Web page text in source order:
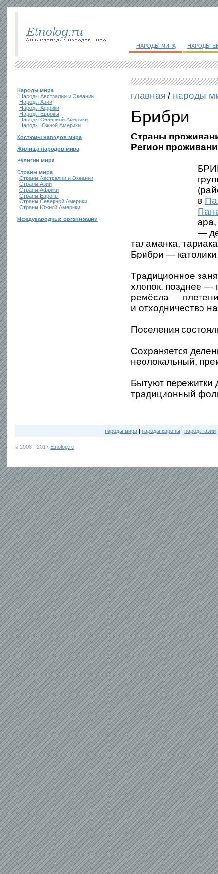
НАРОДЫ МИРА НАРОДЫ
Народы мира
Народы Австралии и Океании
Народы Азии
Народы Африки
Народы Европы
Народы Северной Америки
Народы Южной Америки
Костюмы народов мира
Жилища народов мира
Религии мира
Страны мира
Страны Австралии и Океании
Страны Азии
Страны Африки
Страны Европы
Страны Северной Америки
Страны Южной Америки
Международные организации
главная / народы
Брибри
Страны
Регион
в
ара,
—
таламанка,
Брибри —
Традиционное
хлопок, позднее —
ремёсла —
и отходничество
Поселения
Сохраняется
неолокальный,
Бытуют пережитки
традиционный
народы мира | народы европы | народы азии
© 2008—2017 Etnolog.ru